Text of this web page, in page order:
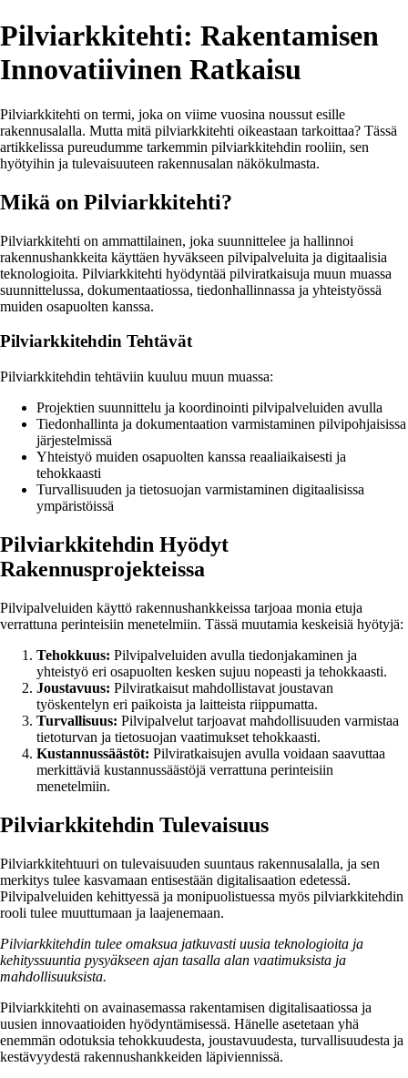
Pilviarkkitehti: Rakentamisen
Innovatiivinen Ratkaisu
Pilviarkkitehti on termi, joka on viime vuosina noussut esille
rakennusalalla. Mutta mitä pilviarkkitehti oikeastaan tarkoittaa? Tässä
artikkelissa pureudumme tarkemmin pilviarkkitehdin rooliin, sen
hyötyihin ja tulevaisuuteen rakennusalan näkökulmasta.
Mikä on Pilviarkkitehti?
Pilviarkkitehti on ammattilainen, joka suunnittelee ja hallinnoi
rakennushankkeita käyttäen hyväkseen pilvipalveluita ja digitaalisia
teknologioita. Pilviarkkitehti hyödyntää pilviratkaisuja muun muassa
suunnittelussa, dokumentaatiossa, tiedonhallinnassa ja yhteistyössä
muiden osapuolten kanssa.
Pilviarkkitehdin Tehtävät
Pilviarkkitehdin tehtäviin kuuluu muun muassa:
Projektien suunnittelu ja koordinointi pilvipalveluiden avulla
Tiedonhallinta ja dokumentaation varmistaminen pilvipohjaisissa
järjestelmissä
Yhteistyö muiden osapuolten kanssa reaaliaikaisesti ja
tehokkaasti
Turvallisuuden ja tietosuojan varmistaminen digitaalisissa
ympäristöissä
Pilviarkkitehdin Hyödyt
Rakennusprojekteissa
Pilvipalveluiden käyttö rakennushankkeissa tarjoaa monia etuja
verrattuna perinteisiin menetelmiin. Tässä muutamia keskeisiä hyötyjä:
Tehokkuus: Pilvipalveluiden avulla tiedonjakaminen ja
yhteistyö eri osapuolten kesken sujuu nopeasti ja tehokkaasti.
Joustavuus: Pilviratkaisut mahdollistavat joustavan
työskentelyn eri paikoista ja laitteista riippumatta.
Turvallisuus: Pilvipalvelut tarjoavat mahdollisuuden varmistaa
tietoturvan ja tietosuojan vaatimukset tehokkaasti.
Kustannussäästöt: Pilviratkaisujen avulla voidaan saavuttaa
merkittäviä kustannussäästöjä verrattuna perinteisiin
menetelmiin.
Pilviarkkitehdin Tulevaisuus
Pilviarkkitehtuuri on tulevaisuuden suuntaus rakennusalalla, ja sen
merkitys tulee kasvamaan entisestään digitalisaation edetessä.
Pilvipalveluiden kehittyessä ja monipuolistuessa myös pilviarkkitehdin
rooli tulee muuttumaan ja laajenemaan.
Pilviarkkitehdin tulee omaksua jatkuvasti uusia teknologioita ja
kehityssuuntia pysyäkseen ajan tasalla alan vaatimuksista ja
mahdollisuuksista.
Pilviarkkitehti on avainasemassa rakentamisen digitalisaatiossa ja
uusien innovaatioiden hyödyntämisessä. Hänelle asetetaan yhä
enemmän odotuksia tehokkuudesta, joustavuudesta, turvallisuudesta ja
kestävyydestä rakennushankkeiden läpiviennissä.